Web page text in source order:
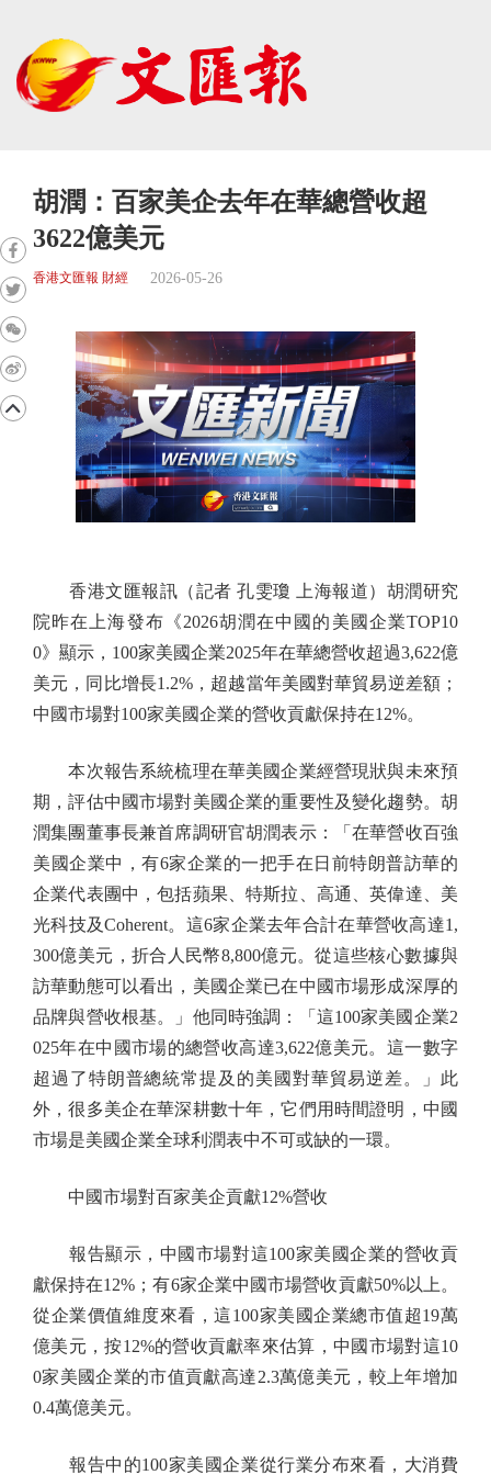
胡潤：百家美企去年在華總營收超
3622億美元
香港文匯報 財經 2026-05-26
香港文匯報訊（記者 孔雯瓊 上海報道）胡潤研究
院昨在上海發布《2026胡潤在中國的美國企業TOP10
0》顯示，100家美國企業2025年在華總營收超過3,622億
美元，同比增長1.2%，超越當年美國對華貿易逆差額；
中國市場對100家美國企業的營收貢獻保持在12%。
本次報告系統梳理在華美國企業經營現狀與未來預
期，評估中國市場對美國企業的重要性及變化趨勢。胡
潤集團董事長兼首席調研官胡潤表示：「在華營收百強
美國企業中，有6家企業的一把手在日前特朗普訪華的
企業代表團中，包括蘋果、特斯拉、高通、英偉達、美
光科技及Coherent。這6家企業去年合計在華營收高達1,
300億美元，折合人民幣8,800億元。從這些核心數據與
訪華動態可以看出，美國企業已在中國市場形成深厚的
品牌與營收根基。」他同時強調：「這100家美國企業2
025年在中國市場的總營收高達3,622億美元。這一數字
超過了特朗普總統常提及的美國對華貿易逆差。」此
外，很多美企在華深耕數十年，它們用時間證明，中國
市場是美國企業全球利潤表中不可或缺的一環。
中國市場對百家美企貢獻12%營收
報告顯示，中國市場對這100家美國企業的營收貢
獻保持在12%；有6家企業中國市場營收貢獻50%以上。
從企業價值維度來看，這100家美國企業總市值超19萬
億美元，按12%的營收貢獻率來估算，中國市場對這10
0家美國企業的市值貢獻高達2.3萬億美元，較上年增加
0.4萬億美元。
報告中的100家美國企業從行業分布來看，大消費